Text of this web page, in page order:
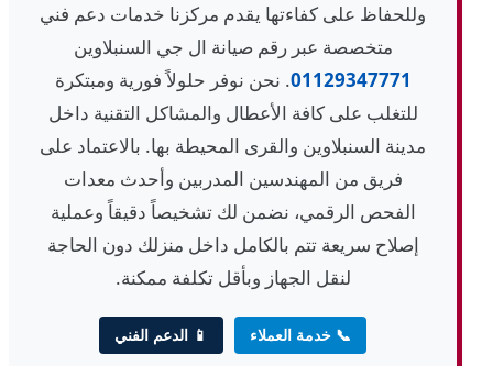
وللحفاظ على كفاءتها يقدم مركزنا خدمات دعم فني
متخصصة عبر رقم صيانة ال جي السنبلاوين
01129347771. نحن نوفر حلولاً فورية ومبتكرة
للتغلب على كافة الأعطال والمشاكل التقنية داخل
مدينة السنبلاوين والقرى المحيطة بها. بالاعتماد على
فريق من المهندسين المدربين وأحدث معدات
الفحص الرقمي، نضمن لك تشخيصاً دقيقاً وعملية
إصلاح سريعة تتم بالكامل داخل منزلك دون الحاجة
لنقل الجهاز وبأقل تكلفة ممكنة.
📞 خدمة العملاء 📱 الدعم الفني